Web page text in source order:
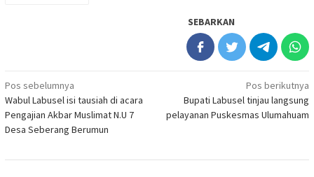
SEBARKAN
Navigasi
pos
Pos sebelumnya
Wabul Labusel isi tausiah di acara
Pengajian Akbar Muslimat N.U 7
Desa Seberang Berumun
Pos berikutnya
Bupati Labusel tinjau langsung
pelayanan Puskesmas Ulumahuam